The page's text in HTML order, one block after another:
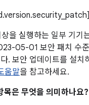
을 실행하는 일부 기기
05-01 보안 패치 수
. 보안 업데이트를 설치
움말을 참고하세요.
목은 무엇을 의미하나요?